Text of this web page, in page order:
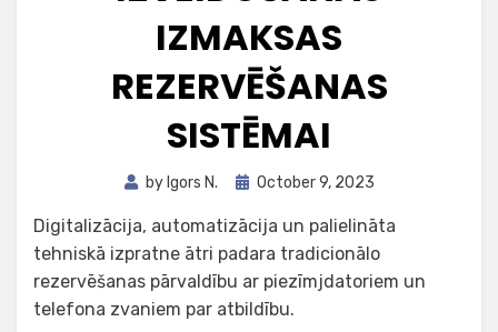
IZMAKSAS
REZERVĒŠANAS
SISTĒMAI
by Igors N.
Posted
October 9, 2023
Digitalizācija, automatizācija un palielināta
tehniskā izpratne ātri padara tradicionālo
rezervēšanas pārvaldību ar piezīmjdatoriem un
telefona zvaniem par atbildību.